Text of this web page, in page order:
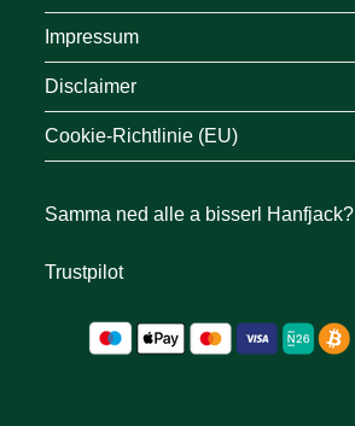
Impressum
Disclaimer
Cookie-Richtlinie (EU)
Samma ned alle a bisserl Hanfjack?
Trustpilot